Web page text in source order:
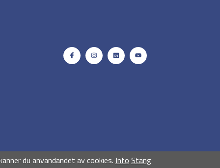
du användandet av cookies. Info Stäng